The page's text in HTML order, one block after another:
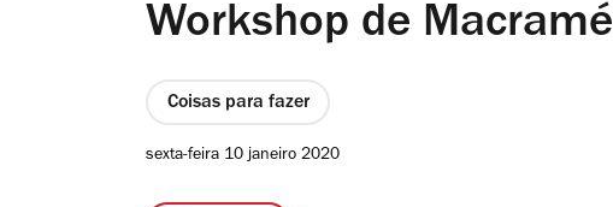
Workshop de Macramé
Coisas para fazer
sexta-feira 10 janeiro 2020